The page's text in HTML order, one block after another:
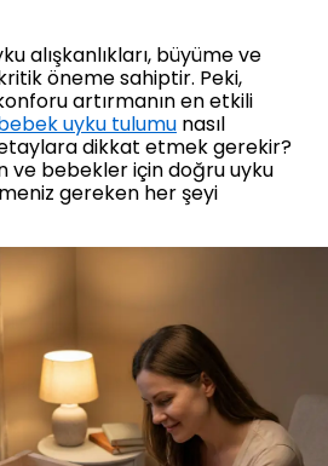
alışkanlıkları, büyüme ve
öneme sahiptir. Peki,
artırmanın en etkili
uyku tulumu nasıl
dikkat etmek gerekir?
ve bebekler için doğru uyku
gereken her şeyi